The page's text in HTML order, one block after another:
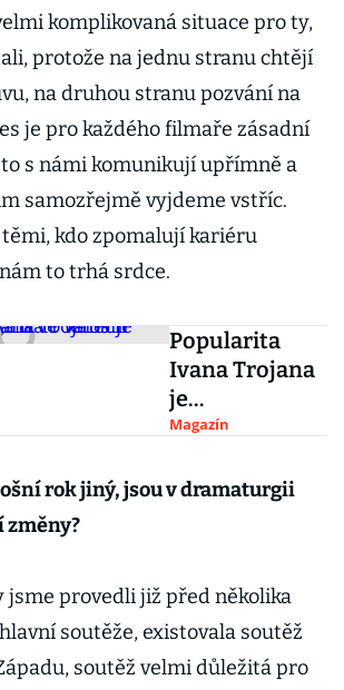
komplikovaná situace pro ty,
protože na jednu stranu chtějí
na druhou stranu pozvání na
je pro každého filmaře zásadní
s námi komunikují upřímně a
samozřejmě vyjdeme vstříc.
kdo zpomalují kariéru
to trhá srdce.
Popularita
Ivana Trojana
je
neuvěřitelná,
hvězdě
Magazín
rok jiný, jsou v dramaturgii
změny?
jsme provedli již před několika
soutěže, existovala soutěž
soutěž velmi důležitá pro